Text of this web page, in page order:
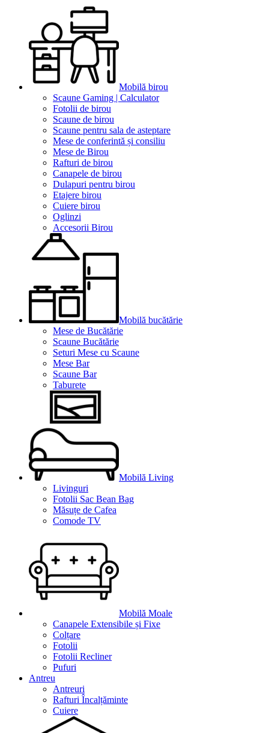
Mobilă birou
Scaune Gaming | Calculator
Fotolii de birou
Scaune de birou
Scaune pentru sala de asteptare
Mese de conferintă și consiliu
Mese de Birou
Rafturi de birou
Canapele de birou
Dulapuri pentru birou
Etajere birou
Cuiere birou
Oglinzi
Accesorii Birou
Mobilă bucătărie
Mese de Bucătărie
Scaune Bucătărie
Seturi Mese cu Scaune
Mese Bar
Scaune Bar
Taburete
Mobilă Living
Livinguri
Fotolii Sac Bean Bag
Măsuțe de Cafea
Comode TV
Mobilă Moale
Canapele Extensibile și Fixe
Colțare
Fotolii
Fotolii Recliner
Pufuri
Antreu
Antreuri
Rafturi Încalțăminte
Cuiere